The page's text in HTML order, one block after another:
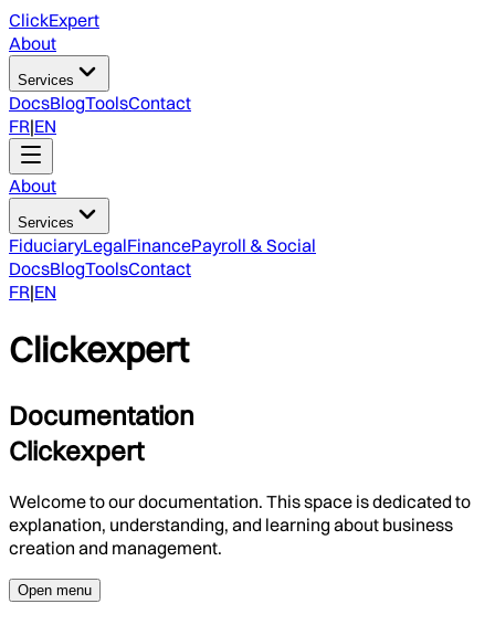
ClickExpert
About
Services
DocsBlogToolsContact
FR|EN
About
Services
FiduciaryLegalFinancePayroll & Social
DocsBlogToolsContact
FR|EN
Clickexpert
Documentation
Clickexpert
Welcome to our documentation. This space is dedicated to
explanation, understanding, and learning about business
creation and management.
Open menu